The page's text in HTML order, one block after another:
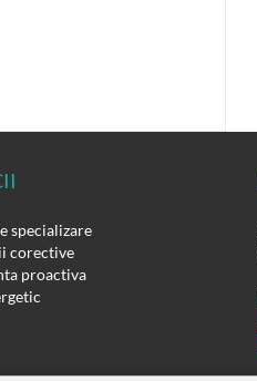
specializare
corective
proactiva